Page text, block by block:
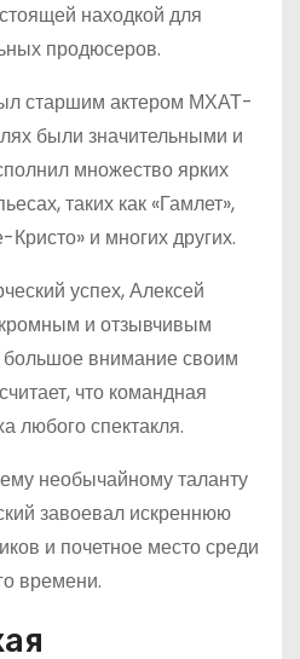
находкой для
продюсеров.
старшим актером МХАТ-
были значительными и
множество ярких
таких как «Гамлет»,
и многих других.
успех, Алексей
и отзывчивым
большое внимание своим
что командная
любого спектакля.
необычайному таланту
завоевал искреннюю
и почетное место среди
времени.